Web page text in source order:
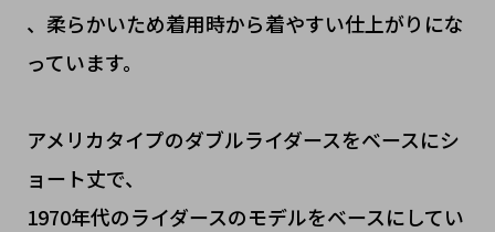
、柔らかいため着用時から着やすい仕上がりにな
っています。
アメリカタイプのダブルライダースをベースにシ
ョート丈で、
1970年代のライダースのモデルをベースにしてい